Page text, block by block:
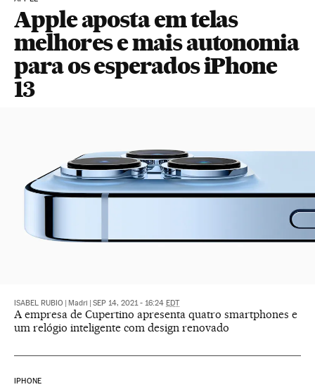
Apple aposta em telas
melhores e mais autonomia
para os esperados iPhone
13
ISABEL RUBIO Madri SEP 14, 2021 - 16:24 EDT
A empresa de Cupertino apresenta quatro smartphones e
um relógio inteligente com design renovado
IPHONE